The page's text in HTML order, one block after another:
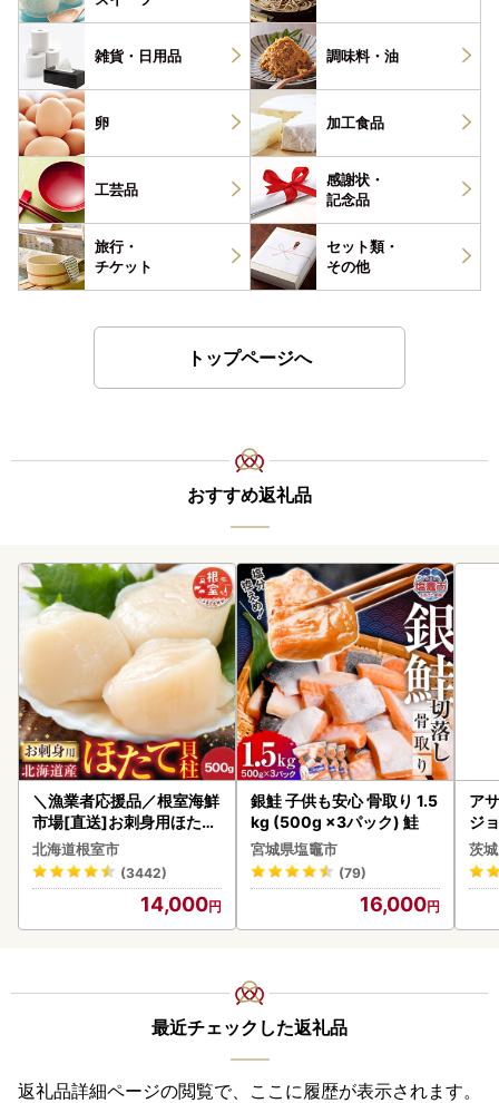
雑貨・ 日用品 調味料・ 油
卵 加工食品
工芸品
感謝状・
記念品
旅行・
チケット
セット類・
その他
トップページへ
おすすめ返礼品
＼漁業者応援品／根室海鮮
市場[直送]お刺身用ほたて
貝柱500g A-28002
北海道根室市
(3442)
14,000
銀鮭 子供も安心 骨取り 1.5
kg (500g ×3パック) 鮭
宮城県塩竈市
(79)
16,000
ア
ジ
(1ケース)
ビ
茨
最近チェックした返礼品
返礼品詳細ページの閲覧で、ここに履歴が表示されます。